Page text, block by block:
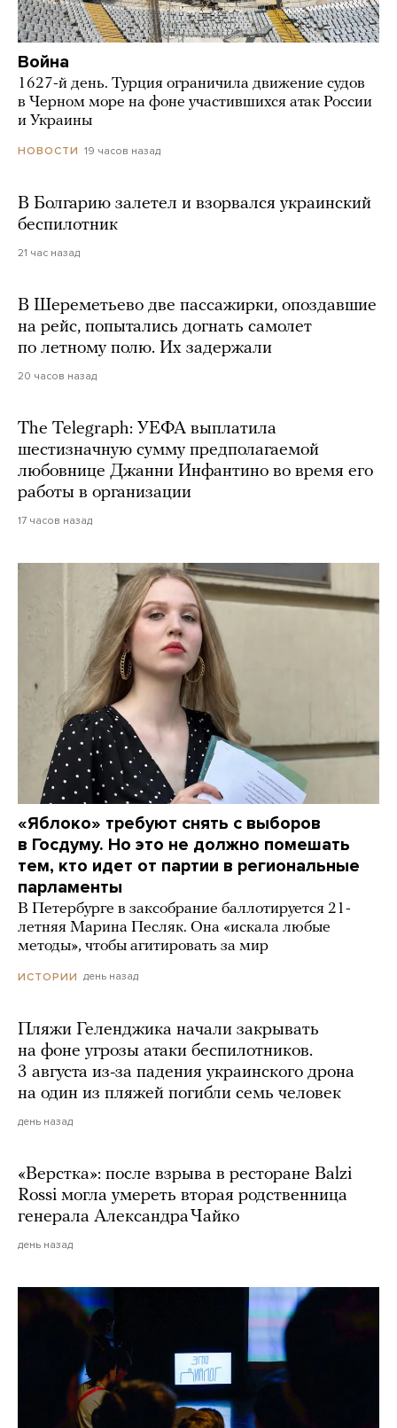
Война
1627-й день. Турция ограничила движение судов
в Черном море на фоне участившихся атак России
и Украины
НОВОСТИ 19 часов назад
В Болгарию залетел и взорвался украинский
беспилотник
21 час назад
В Шереметьево две пассажирки, опоздавшие
на рейс, попытались догнать самолет
по летному полю. Их задержали
20 часов назад
The Telegraph: УЕФА выплатила
шестизначную сумму предполагаемой
любовнице Джанни Инфантино во время его
работы в организации
17 часов назад
«Яблоко» требуют снять с выборов
в Госдуму. Но это не должно помешать
тем, кто идет от партии в региональные
парламенты
В Петербурге в заксобрание баллотируется 21-
летняя Марина Песляк. Она «искала любые
методы», чтобы агитировать за мир
ИСТОРИИ день назад
Пляжи Геленджика начали закрывать
на фоне угрозы атаки беспилотников.
3 августа из-за падения украинского дрона
на один из пляжей погибли семь человек
день назад
«Верстка»: после взрыва в ресторане Balzi
Rossi могла умереть вторая родственница
генерала Александра Чайко
день назад